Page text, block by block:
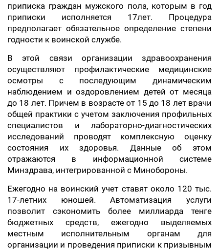
приписка граждан мужского пола, которым в год
приписки исполняется 17лет. Процедура
предполагает обязательное определение степени
годности к воинской службе.
В этой связи организации здравоохранения
осуществляют профилактические медицинские
осмотры с последующим динамическим
наблюдением и оздоровлением детей от месяца
до 18 лет. Причем в возрасте от 15 до 18 лет врачи
общей практики с учетом заключения профильных
специалистов и лабораторно-диагностических
исследований проводят комплексную оценку
состояния их здоровья. Данные об этом
отражаются в информационной системе
Минздрава, интегрированной с Минобороны.
Ежегодно на воинский учет ставят около 120 тыс.
17-летних юношей. Автоматизация услуги
позволит сэкономить более миллиарда тенге
бюджетных средств, ежегодно выделяемых
местным исполнительным органам для
организации и проведения приписки к призывным